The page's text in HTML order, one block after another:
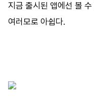
지금 출시된 앱에선 볼 수
여러모로 아쉽다.